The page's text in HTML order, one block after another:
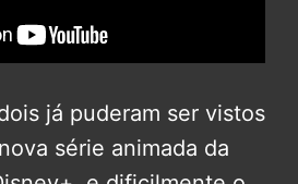
já puderam ser vistos
série animada da